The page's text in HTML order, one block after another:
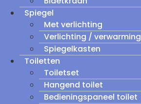
Spiegel
Met verlichting
Verlichting / verwarming
Spiegelkasten
Toiletten
Toiletset
Hangend toilet
Bedieningspaneel toilet